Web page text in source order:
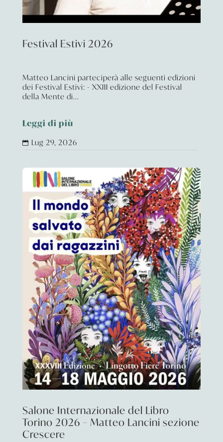
Festival Estivi 2026
Matteo Lancini parteciperà alle seguenti edizioni
dei Festival Estivi: - XXIII edizione del Festival
della Mente di...
Leggi di più
 Lug 29, 2026
Salone Internazionale del Libro
Torino 2026 – Matteo Lancini sezione
Crescere